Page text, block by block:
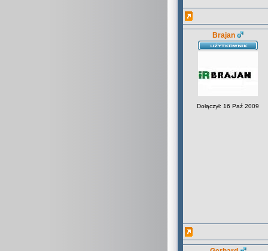
Brajan
Dołączył: 16 Paź 2009